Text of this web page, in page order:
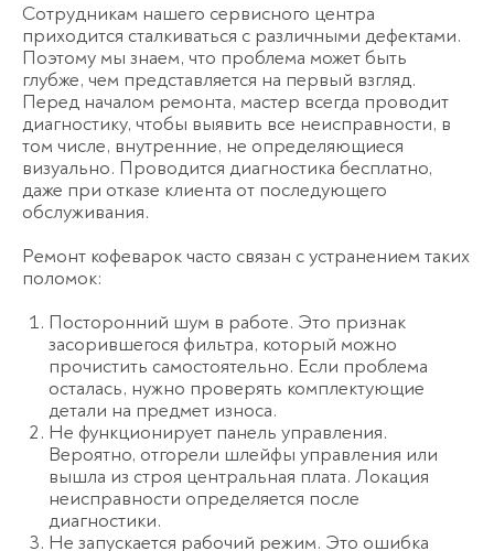
Сотрудникам нашего сервисного центра
приходится сталкиваться с различными дефектами.
Поэтому мы знаем, что проблема может быть
глубже, чем представляется на первый взгляд.
Перед началом ремонта, мастер всегда проводит
диагностику, чтобы выявить все неисправности, в
том числе, внутренние, не определяющиеся
визуально. Проводится диагностика бесплатно,
даже при отказе клиента от последующего
обслуживания.
Ремонт кофеварок часто связан с устранением таких
поломок:
Посторонний шум в работе. Это признак
засорившегося фильтра, который можно
прочистить самостоятельно. Если проблема
осталась, нужно проверять комплектующие
детали на предмет износа.
Не функционирует панель управления.
Вероятно, отгорели шлейфы управления или
вышла из строя центральная плата. Локация
неисправности определяется после
диагностики.
Не запускается рабочий режим. Это ошибка